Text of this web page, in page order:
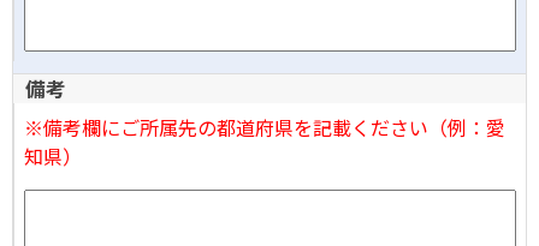
備考
※備考欄にご所属先の都道府県を記載ください（例：愛
知県）